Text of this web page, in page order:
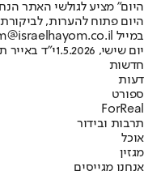
היום" מציע לגולשי האתר
היום פתוח להערות,
במייל hayom@israelhayom.co.il.
יום שישי, 1.5.2026
י"ד באייר
חדשות
דעות
ספורט
ForReal
תרבות ובידור
אוכל
מגזין
אנחנו מגייסים